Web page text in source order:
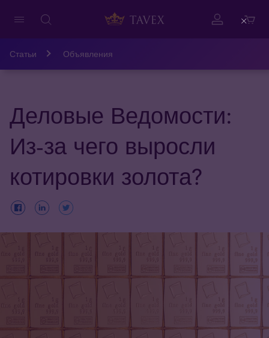
Статьи Объявления
Деловые Ведомости:
Из-за чего выросли
котировки золота?
Close